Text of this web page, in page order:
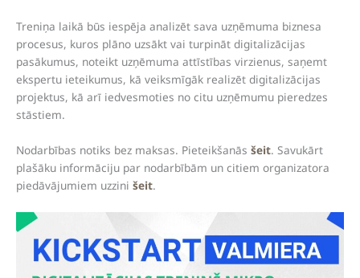
Treniņa laikā būs iespēja analizēt sava uzņēmuma biznesa
procesus, kuros plāno uzsākt vai turpināt digitalizācijas
pasākumus, noteikt uzņēmuma attīstības virzienus, saņemt
ekspertu ieteikumus, kā veiksmīgāk realizēt digitalizācijas
projektus, kā arī iedvesmoties no citu uzņēmumu pieredzes
stāstiem.
Nodarbības notiks bez maksas. Pieteikšanās šeit. Savukārt
plašāku informāciju par nodarbībām un citiem organizatora
piedāvājumiem uzzini šeit.